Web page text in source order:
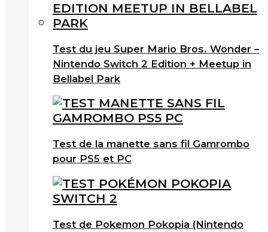
Test du jeu Super Mario Bros. Wonder –
Nintendo Switch 2 Edition + Meetup in
Bellabel Park
Test de la manette sans fil Gamrombo
pour PS5 et PC
Test de Pokemon Pokopia (Nintendo